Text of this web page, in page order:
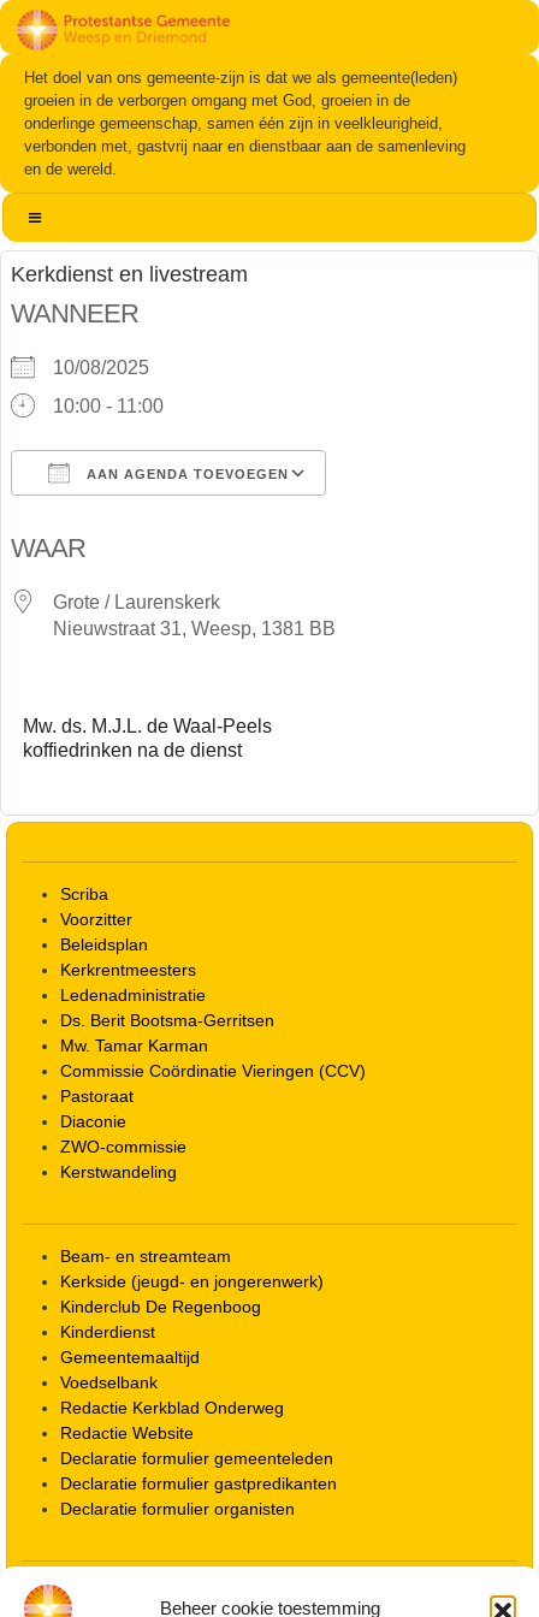
Beheer cookie toestemming
Het doel van ons gemeente-zijn is dat we als gemeente(leden)
groeien in de verborgen omgang met God, groeien in de
onderlinge gemeenschap, samen één zijn in veelkleurigheid,
verbonden met, gastvrij naar en dienstbaar aan de samenleving
en de wereld.
Kerkdienst en livestream
WANNEER
10/08/2025
10:00 - 11:00
AAN AGENDA TOEVOEGEN
WAAR
Grote / Laurenskerk
Nieuwstraat 31, Weesp, 1381 BB
Mw. ds. M.J.L. de Waal-Peels
koffiedrinken na de dienst
Scriba
Voorzitter
Beleidsplan
Kerkrentmeesters
Ledenadministratie
Ds. Berit Bootsma-Gerritsen
Mw. Tamar Karman
Commissie Coördinatie Vieringen (CCV)
Pastoraat
Diaconie
ZWO-commissie
Kerstwandeling
Beam- en streamteam
Kerkside (jeugd- en jongerenwerk)
Kinderclub De Regenboog
Kinderdienst
Gemeentemaaltijd
Voedselbank
Redactie Kerkblad Onderweg
Redactie Website
Declaratie formulier gemeenteleden
Declaratie formulier gastpredikanten
Declaratie formulier organisten
Locatie kerk